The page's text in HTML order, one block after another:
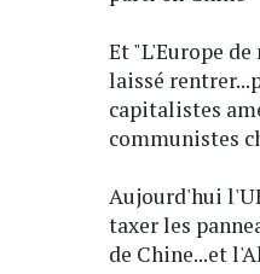
Et "L'Europe
laissé
capitalistes
communistes
Aujourd'hui
taxer les
de Chine...et